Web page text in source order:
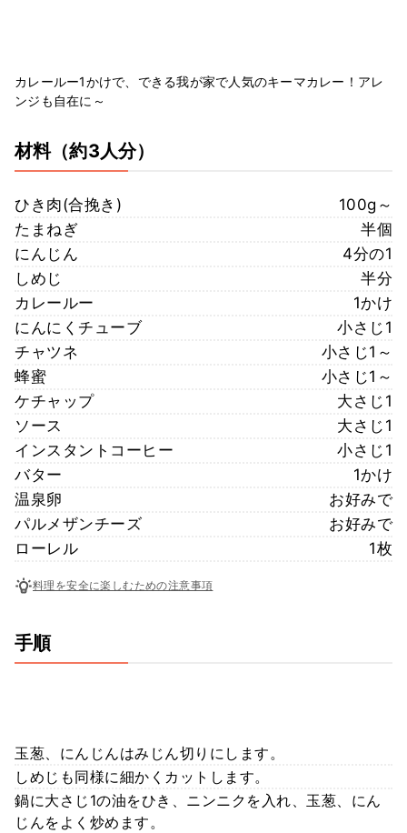
カレールー1かけで、できる我が家で人気のキーマカレー！アレ
ンジも自在に～
材料（約3人分）
ひき肉(合挽き)
100g～
たまねぎ
半個
にんじん
4分の1
しめじ
半分
カレールー
1かけ
にんにくチューブ
小さじ1
チャツネ
小さじ1～
蜂蜜
小さじ1～
ケチャップ
大さじ1
ソース
大さじ1
インスタントコーヒー
小さじ1
バター
1かけ
温泉卵
お好みで
パルメザンチーズ
お好みで
ローレル
1枚
料理を安全に楽しむための注意事項
手順
玉葱、にんじんはみじん切りにします。
しめじも同様に細かくカットします。
鍋に大さじ1の油をひき、ニンニクを入れ、玉葱、にん
じんをよく炒めます。